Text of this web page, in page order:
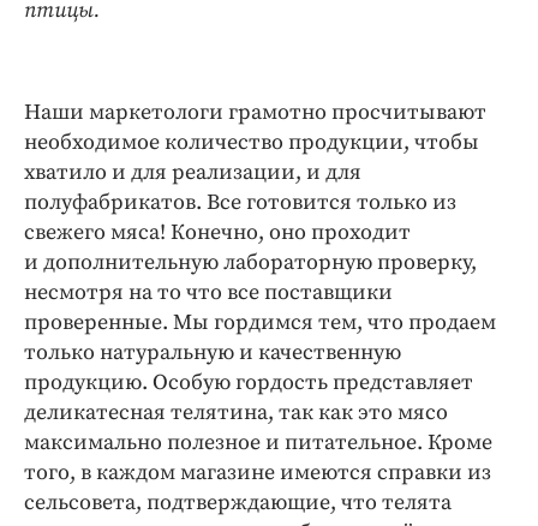
птицы.
Наши маркетологи грамотно просчитывают
необходимое количество продукции, чтобы
хватило и для реализации, и для
полуфабрикатов. Все готовится только из
свежего мяса! Конечно, оно проходит
и дополнительную лабораторную проверку,
несмотря на то что все поставщики
проверенные. Мы гордимся тем, что продаем
только натуральную и качественную
продукцию. Особую гордость представляет
деликатесная телятина, так как это мясо
максимально полезное и питательное. Кроме
того, в каждом магазине имеются справки из
сельсовета, подтверждающие, что телята